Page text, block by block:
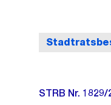
STRB Nr. 1829/